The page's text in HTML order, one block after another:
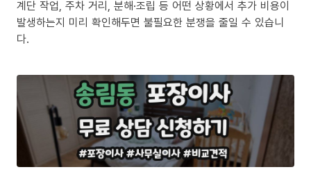
계단 작업, 주차 거리, 분해·조립 등 어떤 상황에서 추가 비용이
발생하는지 미리 확인해두면 불필요한 분쟁을 줄일 수 있습니
다.